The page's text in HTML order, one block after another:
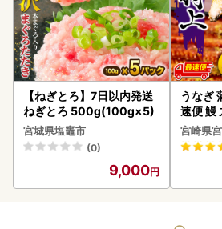
【ねぎとろ】7日以内発送
ねぎとろ 500g(100g×5)
宮城県塩竈市
(0)
9,000
うなぎ
速便 鰻
g以上]
宮崎県